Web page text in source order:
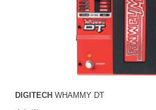
DIGITECH WHAMMY DT